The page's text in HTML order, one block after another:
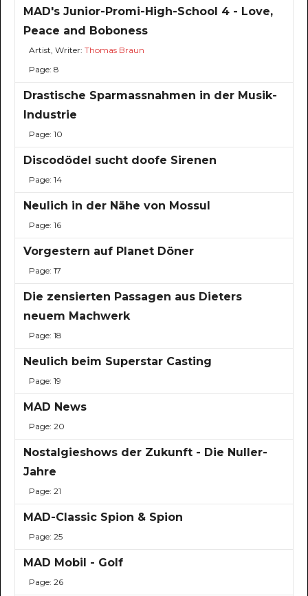
MAD's Junior-Promi-High-School 4 - Love,
Peace and Boboness
Artist, Writer: Thomas Braun
Page: 8
Drastische Sparmassnahmen in der Musik-
Industrie
Page: 10
Discodödel sucht doofe Sirenen
Page: 14
Neulich in der Nähe von Mossul
Page: 16
Vorgestern auf Planet Döner
Page: 17
Die zensierten Passagen aus Dieters
neuem Machwerk
Page: 18
Neulich beim Superstar Casting
Page: 19
MAD News
Page: 20
Nostalgieshows der Zukunft - Die Nuller-
Jahre
Page: 21
MAD-Classic Spion & Spion
Page: 25
MAD Mobil - Golf
Page: 26